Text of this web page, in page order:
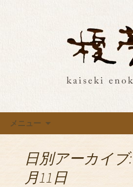
埼玉・所沢の榎亭
ご飯を。最新情報
を。最新情報をお届け
メニュー
日別アーカイブ:
月11日